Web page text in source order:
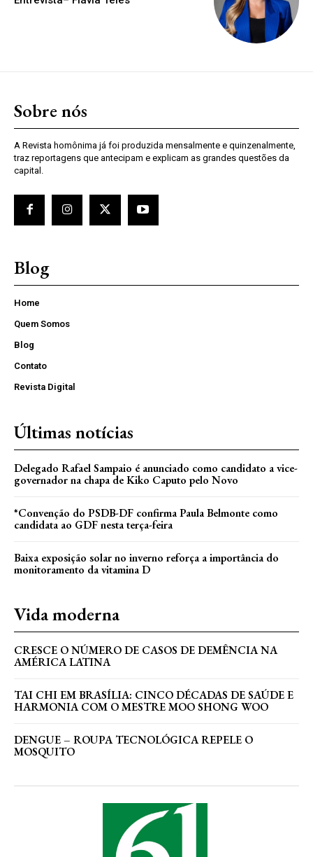
Sobre nós
A Revista homônima já foi produzida mensalmente e quinzenalmente,
traz reportagens que antecipam e explicam as grandes questões da
capital.
Blog
Home
Quem Somos
Blog
Contato
Revista Digital
Últimas notícias
Delegado Rafael Sampaio é anunciado como candidato a vice-
governador na chapa de Kiko Caputo pelo Novo
*Convenção do PSDB-DF confirma Paula Belmonte como
candidata ao GDF nesta terça-feira
Baixa exposição solar no inverno reforça a importância do
monitoramento da vitamina D
Vida moderna
CRESCE O NÚMERO DE CASOS DE DEMÊNCIA NA
AMÉRICA LATINA
TAI CHI EM BRASÍLIA: CINCO DÉCADAS DE SAÚDE E
HARMONIA COM O MESTRE MOO SHONG WOO
DENGUE – ROUPA TECNOLÓGICA REPELE O
MOSQUITO